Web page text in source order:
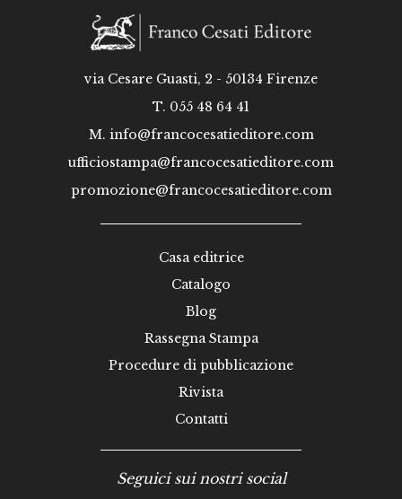
via Cesare Guasti, 2 - 50134 Firenze
T. 055 48 64 41
M. info@francocesatieditore.com
ufficiostampa@francocesatieditore.com
promozione@francocesatieditore.com
Casa editrice
Catalogo
Blog
Rassegna Stampa
Procedure di pubblicazione
Rivista
Contatti
Seguici sui nostri social